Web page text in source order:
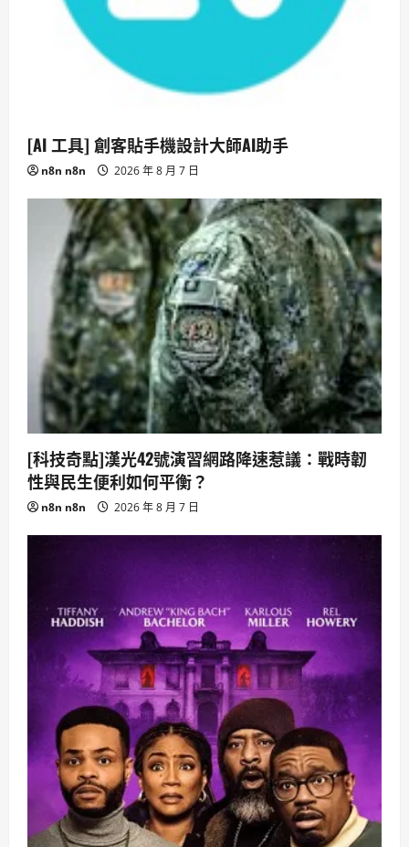
[AI 工具] 創客貼手機設計大師AI助手
n8n n8n 2026 年 8 月 7 日
[科技奇點]漢光42號演習網路降速惹議：戰時韌
性與民生便利如何平衡？
n8n n8n 2026 年 8 月 7 日